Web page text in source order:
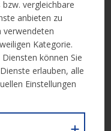
der
Rollenverteilung
brauchen Zeit,
vergleichbare
anbieten zu
verwendeten
Kategorie.
können Sie
erlauben, alle
Einstellungen